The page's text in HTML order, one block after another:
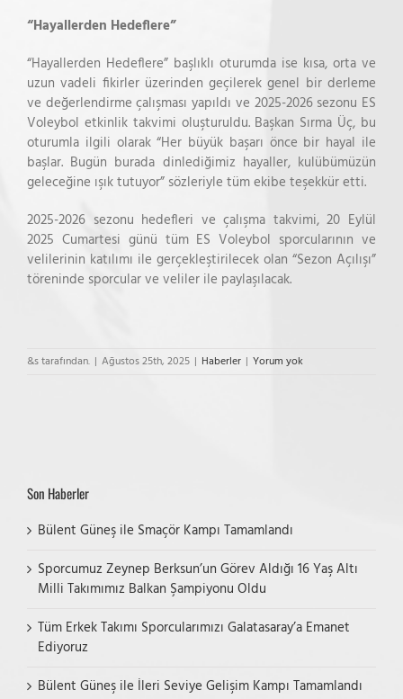
“Hayallerden Hedeflere”
“Hayallerden Hedeflere” başlıklı oturumda ise kısa, orta ve
uzun vadeli fikirler üzerinden geçilerek genel bir derleme
ve değerlendirme çalışması yapıldı ve 2025-2026 sezonu ES
Voleybol etkinlik takvimi oluşturuldu. Başkan Sırma Üç, bu
oturumla ilgili olarak “Her büyük başarı önce bir hayal ile
başlar. Bugün burada dinlediğimiz hayaller, kulübümüzün
geleceğine ışık tutuyor” sözleriyle tüm ekibe teşekkür etti.
2025-2026 sezonu hedefleri ve çalışma takvimi, 20 Eylül
2025 Cumartesi günü tüm ES Voleybol sporcularının ve
velilerinin katılımı ile gerçekleştirilecek olan “Sezon Açılışı”
töreninde sporcular ve veliler ile paylaşılacak.
&s tarafından. | Ağustos 25th, 2025 | Haberler | Yorum yok
Son Haberler
Bülent Güneş ile Smaçör Kampı Tamamlandı
Sporcumuz Zeynep Berksun’un Görev Aldığı 16 Yaş Altı
Milli Takımımız Balkan Şampiyonu Oldu
Tüm Erkek Takımı Sporcularımızı Galatasaray’a Emanet
Ediyoruz
Bülent Güneş ile İleri Seviye Gelişim Kampı Tamamlandı